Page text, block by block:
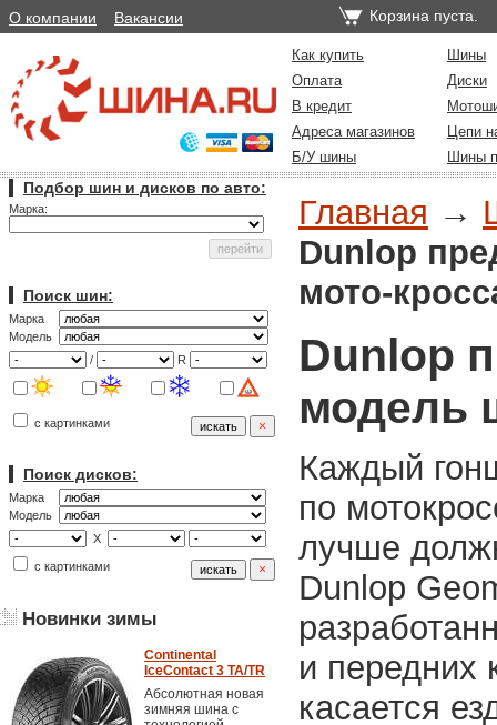
О компании Вакансии Корзина пуста.
Как купить
Шины
Оплата
Диски
В кредит
Адреса магазинов
Цепи
Б/У шины
Шины
Подбор шин и дисков по авто:
Марка:
Поиск шин:
Марка
Модель
/
R
с картинками
Поиск дисков:
Марка
Модель
X
с картинками
Новинки зимы
Continental
IceContact 3 TA/TR
Абсолютная новая
зимняя шина с
Главная →
Dunlop
мото-
Dunlop
модель
Каждый
по
лучше
Dunlop
и передних
касается